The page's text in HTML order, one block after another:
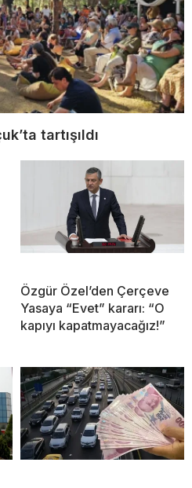
tartışıldı
Özgür Özel’den Çerçeve
Yasaya “Evet” kararı: “O
kapıyı kapatmayacağız!”